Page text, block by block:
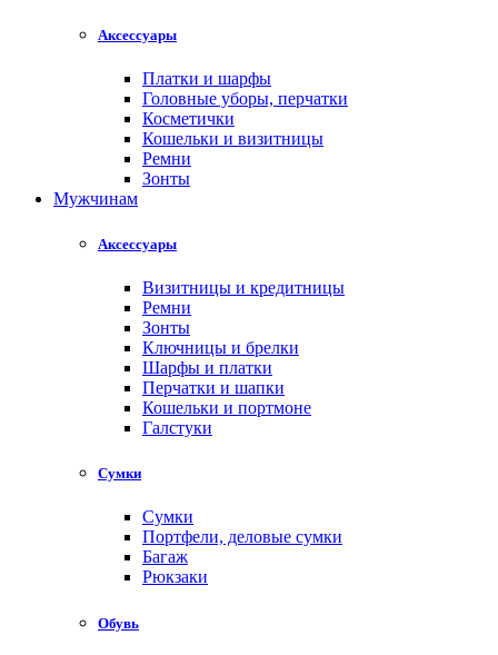
Аксессуары
Платки и шарфы
Головные уборы, перчатки
Косметички
Кошельки и визитницы
Ремни
Зонты
Мужчинам
Аксессуары
Визитницы и кредитницы
Ремни
Зонты
Ключницы и брелки
Шарфы и платки
Перчатки и шапки
Кошельки и портмоне
Галстуки
Сумки
Сумки
Портфели, деловые сумки
Багаж
Рюкзаки
Обувь